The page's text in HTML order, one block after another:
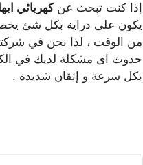
إذا كنت تبحث عنكهربائي
يكون على دراية بكل شئ يخص
من الوقت ، لذا نحن في
حدوث اى مشكلة لديك في
بكل سرعة و إتقان شديدة .